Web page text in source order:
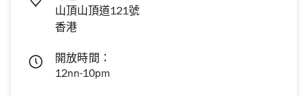
山頂山頂道121號
香港
開放時間：
12nn-10pm